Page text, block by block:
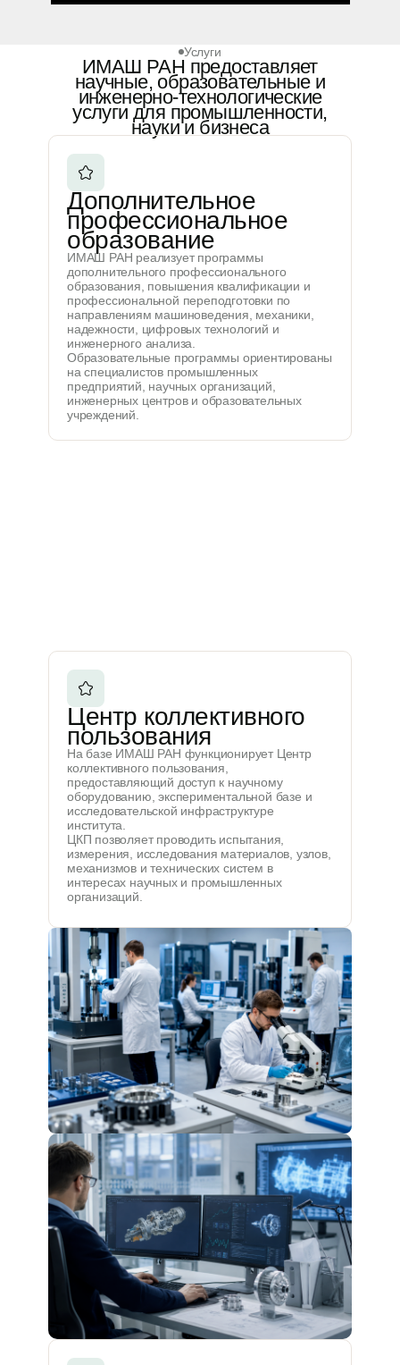
Услуги
ИМАШ РАН предоставляет
научные, образовательные и
инженерно-технологические
услуги для промышленности,
науки и бизнеса
Дополнительное
профессиональное
образование
ИМАШ РАН реализует программы
дополнительного профессионального
образования, повышения квалификации и
профессиональной переподготовки по
направлениям машиноведения, механики,
надежности, цифровых технологий и
инженерного анализа.
Образовательные программы ориентированы
на специалистов промышленных
предприятий, научных организаций,
инженерных центров и образовательных
учреждений.
Центр коллективного
пользования
На базе ИМАШ РАН функционирует Центр
коллективного пользования,
предоставляющий доступ к научному
оборудованию, экспериментальной базе и
исследовательской инфраструктуре
института.
ЦКП позволяет проводить испытания,
измерения, исследования материалов, узлов,
механизмов и технических систем в
интересах научных и промышленных
организаций.